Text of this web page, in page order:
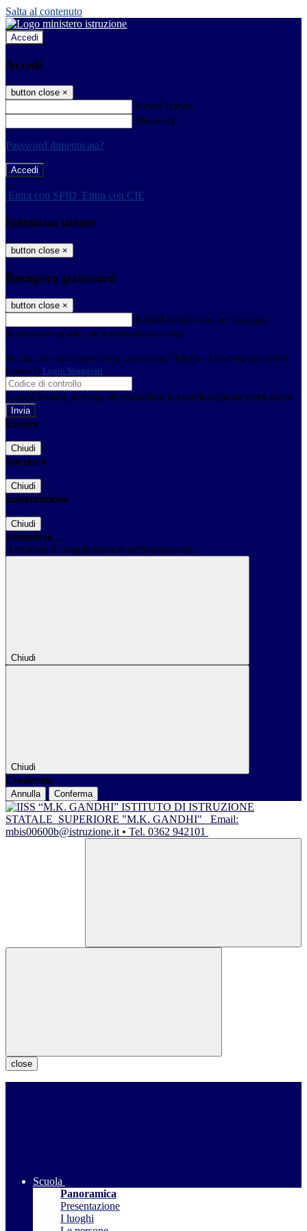
Salta al contenuto
Accedi
Accedi
button close ×
Nome Utente
Password
Password dimenticata?
-
Entra con SPID Entra con CIE
Seleziona utente
button close ×
Recupero password
button close ×
E-mail Verrà inviato un messaggio
all'indirizzo indicato con le istruzioni necessarie.
Non hai una e-mail associata al nome utente? Effettua il reset della password
tramite la Login Spaggiari
E-mail inviata, si prega di controllare la casella di posta elettronica!
Errore
Chiudi
Successo
Chiudi
Informazione
Chiudi
Attendere...
Attendere il completamento dell'operazione...
Chiudi
Chiudi
Conferma
Annulla Conferma
ISTITUTO DI ISTRUZIONE
STATALE SUPERIORE "M.K. GANDHI"
Email:
mbis00600b@istruzione.it • Tel. 0362 942101
close
Scuola
Panoramica
Presentazione
I luoghi